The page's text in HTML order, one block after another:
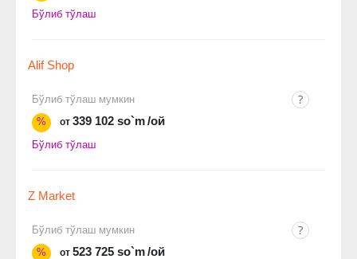
Бўлиб тўлаш
Alif Shop
Бўлиб тўлаш мумкин
%
от 339 102 so`m/ой
Бўлиб тўлаш
Z Market
Бўлиб тўлаш мумкин
%
от 523 725 so`m/ой